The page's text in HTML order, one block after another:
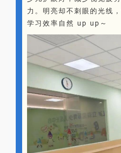
力。明亮却不刺眼的光线
学习效率自然 up up～